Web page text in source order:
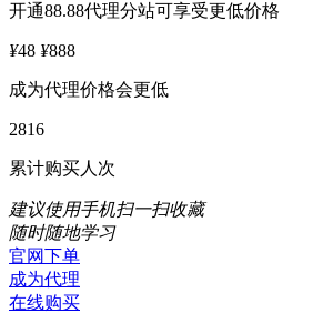
开通88.88代理分站可享受更低价格
¥48 ¥888
成为代理价格会更低
2816
累计购买人次
建议使用手机扫一扫收藏
随时随地学习
官网下单
成为代理
在线购买